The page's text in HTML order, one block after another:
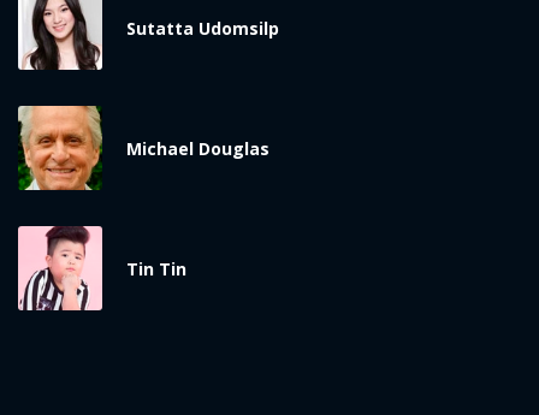
ĐĂNG NHẬP
Sutatta Udomsilp
Michael Douglas
Tin Tin